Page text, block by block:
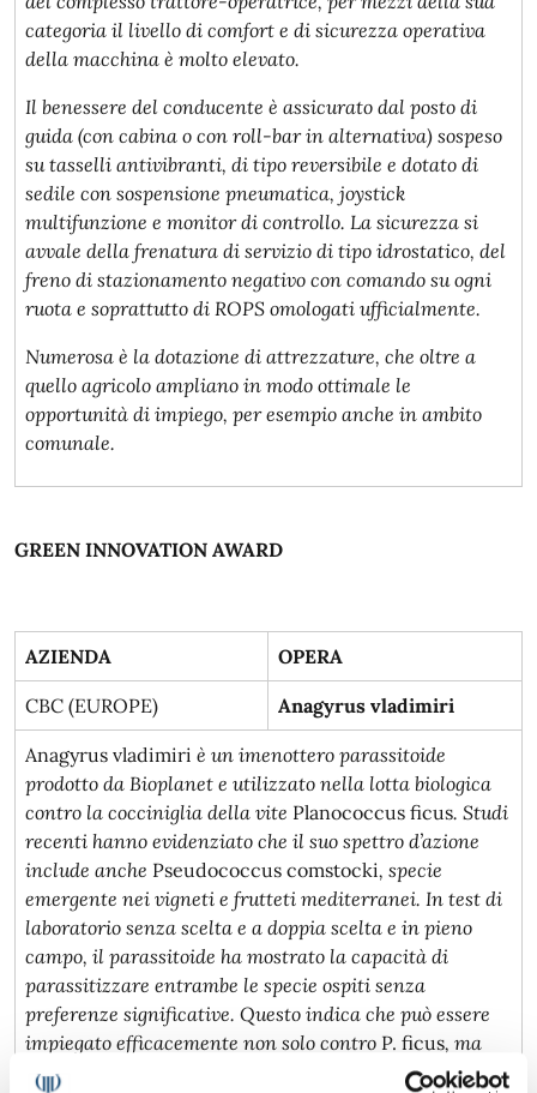
categoria il livello di comfort e di sicurezza operativa
della macchina è molto elevato.
Il benessere del conducente è assicurato dal posto di
guida (con cabina o con roll-bar in alternativa) sospeso
su tasselli antivibranti, di tipo reversibile e dotato di
sedile con sospensione pneumatica, joystick
multifunzione e monitor di controllo. La sicurezza si
avvale della frenatura di servizio di tipo idrostatico, del
freno di stazionamento negativo con comando su ogni
ruota e soprattutto di ROPS omologati ufficialmente.
Numerosa è la dotazione di attrezzature, che oltre a
quello agricolo ampliano in modo ottimale le
opportunità di impiego, per esempio anche in ambito
comunale.
GREEN INNOVATION AWARD
AZIENDA OPERA
CBC (EUROPE) Anagyrus vladimiri
Anagyrus vladimiri è un imenottero parassitoide
prodotto da Bioplanet e utilizzato nella lotta biologica
contro la cocciniglia della vite Planococcus ficus. Studi
recenti hanno evidenziato che il suo spettro d’azione
include anche Pseudococcus comstocki, specie
emergente nei vigneti e frutteti mediterranei. In test di
laboratorio senza scelta e a doppia scelta e in pieno
campo, il parassitoide ha mostrato la capacità di
parassitizzare entrambe le specie ospiti senza
preferenze significative. Questo indica che può essere
impiegato efficacemente non solo contro P. ficus, ma
anche contro
, ampliandone l’utilizzo nel